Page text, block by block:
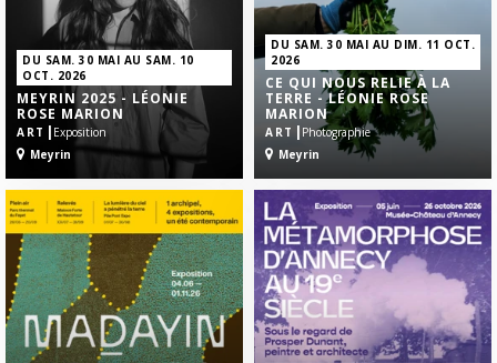
DU SAM. 30 MAI AU SAM. 10
OCT. 2026
MEYRIN 2025 - LÉONIE
ROSE MARION
ART | Exposition
Meyrin
DU SAM. 30 MAI AU DIM. 11 OCT.
2026
CE QUI NOUS RELIE À LA
TERRE - LÉONIE ROSE
MARION
ART | Photographie
Meyrin